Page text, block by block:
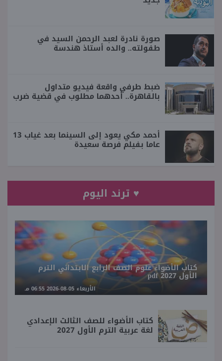
صورة نادرة لعبد الرحمن السيد في
طفولته.. والده أستاذ هندسة
ضبط طرفي واقعة فيديو متداول
بالقاهرة.. أحدهما مطلوب في قضية ضرب
أحمد مكي يعود إلى السينما بعد غياب 13
عاما بفيلم فرصة سعيدة
♥ ترند اليوم
كتاب الأضواء علوم الصف الرابع الابتدائي الترم
الأول 2027 pdf
الأربعاء 05-08-2026 06:55 مـ
كتاب الأضواء للصف الثالث الإعدادي
لغة عربية الترم الأول 2027